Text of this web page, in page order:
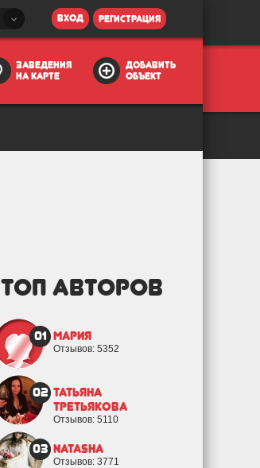
вход регистрация
заведения
на карте
добавить
объект
ТОП АВТОРОВ
01 Мария
Отзывов: 5352
02 Татьяна
Третьякова
Отзывов: 5110
03 natasha
Отзывов: 3771